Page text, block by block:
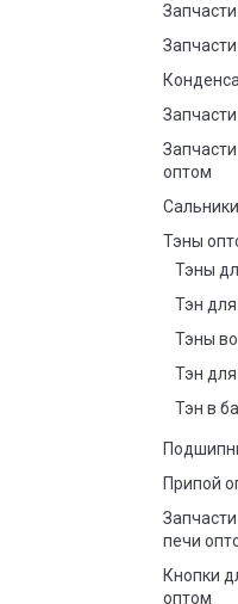
оптом
Тэны
Тэны
Тэн
Тэны
Тэн
Тэн в
Припой
печи
Кнопки
оптом